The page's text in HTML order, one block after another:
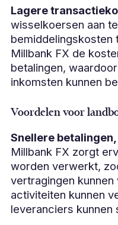
Lagere
wisselkoersen aan
bemiddelingskosten
Millbank FX de
betalingen,
inkomsten kunnen
Voordelen voor
Snellere
Millbank FX zorgt
worden verwerkt,
vertragingen kunnen
activiteiten kunnen
leveranciers kunnen